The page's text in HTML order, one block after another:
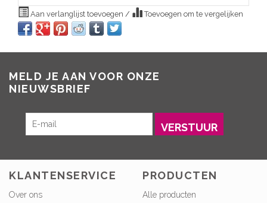
Aan verlanglijst toevoegen / Toevoegen om te vergelijken
MELD JE AAN VOOR ONZE
NIEUWSBRIEF
VERSTUUR
KLANTENSERVICE
Over ons
PRODUCTEN
Alle producten